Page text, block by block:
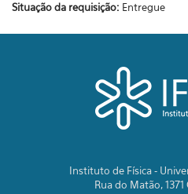
Situação da requisição: Entregue
Instituto de Física -
Rua do Matão,